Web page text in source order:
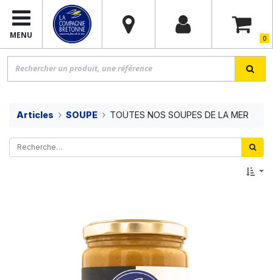
0
MENU
Articles SOUPE TOUTES NOS SOUPES DE LA MER